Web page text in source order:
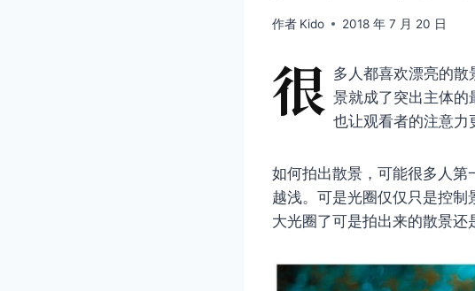
作者 Kido 2018 年 7 月 20 日
很 多人都喜欢漂亮的
景就成了突出主体的
也让观看者的注意力
如何拍出散景，可能很多人
越浅。可是光圈仅仅只是控
大光圈了可是拍出来的散景还